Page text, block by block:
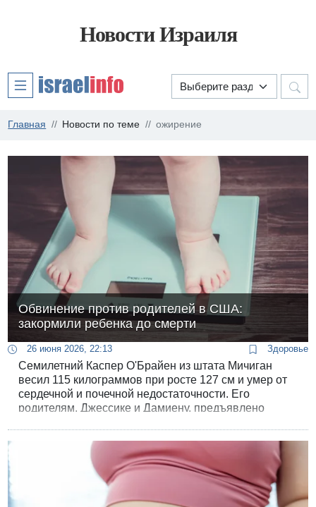
Новости Израиля
Главная Новости по теме ожирение
Обвинение против родителей в США:
закормили ребенка до смерти
26 июня 2026, 22:13 Здоровье
Семилетний Каспер О'Брайен из штата Мичиган
весил 115 килограммов при росте 127 см и умер от
сердечной и почечной недостаточности. Его
родителям, Джессике и Дамиену, предъявлено